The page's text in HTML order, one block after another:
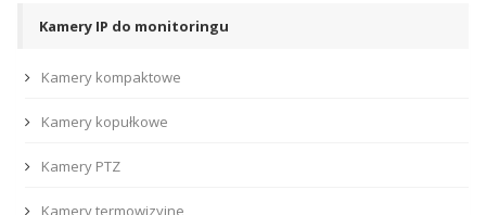
Kamery IP do monitoringu
Kamery kompaktowe
Kamery kopułkowe
Kamery PTZ
Kamery termowizyjne